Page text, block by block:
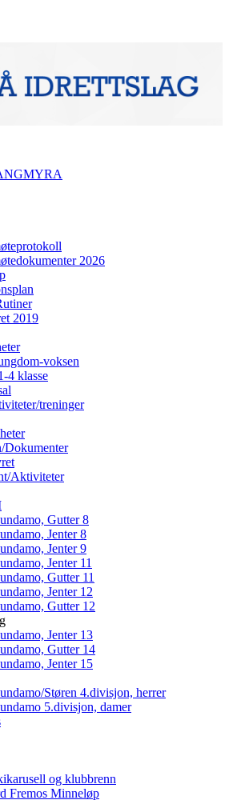
2026
2019
voksen
4 klasse
treninger
Dokumenter
Aktiviteter
Gutter 8
Jenter 8
Jenter 9
Jenter 11
Gutter 11
Jenter 12
Gutter 12
Jenter 13
Gutter 14
Jenter 15
Støren 4.divisjon, herrer
5.divisjon, damer
og klubbrenn
Fremos Minneløp